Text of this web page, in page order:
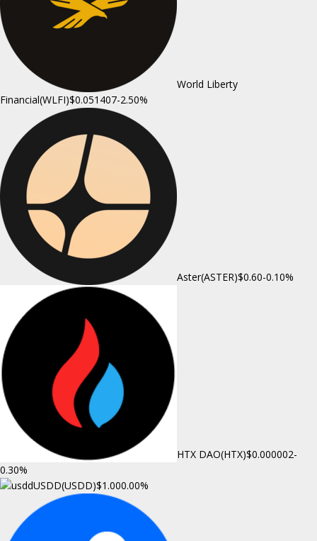
World Liberty
Financial(WLFI)$0.051407-2.50%
Aster(ASTER)$0.60-0.10%
HTX DAO(HTX)$0.000002-
0.30%
USDD(USDD)$1.000.00%